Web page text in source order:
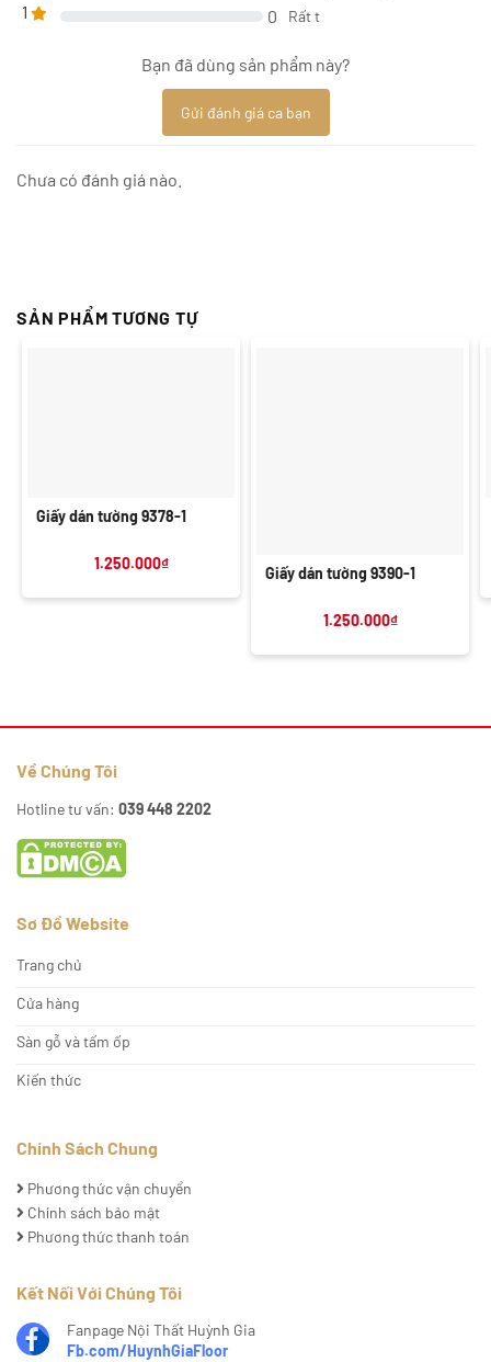
1 0 Rất t
Bạn đã dùng sản phẩm này?
Gửi đánh giá ca bạn
Chưa có đánh giá nào.
SẢN PHẨM TƯƠNG TỰ
Giấy dán tường 9378-1
1.250.000₫
Giấy dán tường 9390-1
1.250.000₫
Về Chúng Tôi
Hotline tư vấn: 039 448 2202
Sơ Đồ Website
Trang chủ
Cửa hàng
Sàn gỗ và tấm ốp
Kiến thức
Chính Sách Chung
Phương thức vận chuyển
Chính sách bảo mật
Phương thức thanh toán
Kết Nối Với Chúng Tôi
Fanpage Nội Thất Huỳnh Gia
Fb.com/HuynhGiaFloor